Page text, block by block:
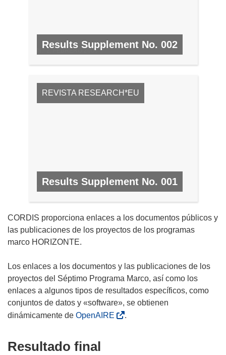
Results Supplement No. 002
N.º 2, FEBRERO 2008
REVISTA RESEARCH*EU
Results Supplement No. 001
CORDIS proporciona enlaces a los documentos públicos y
las publicaciones de los proyectos de los programas
marco HORIZONTE.
Los enlaces a los documentos y las publicaciones de los
proyectos del Séptimo Programa Marco, así como los
enlaces a algunos tipos de resultados específicos, como
conjuntos de datos y «software», se obtienen
dinámicamente de OpenAIRE .
Resultado final